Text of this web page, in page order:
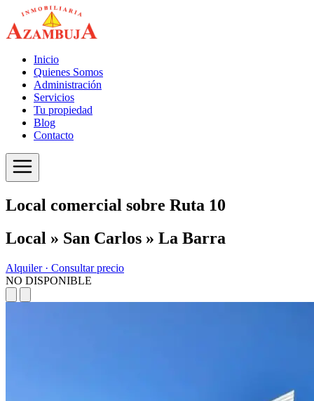
Inicio
Quienes Somos
Administración
Servicios
Tu propiedad
Blog
Contacto
Local comercial sobre Ruta 10
Local » San Carlos » La Barra
Alquiler · Consultar precio
NO DISPONIBLE